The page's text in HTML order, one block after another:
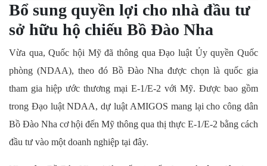
Bổ sung quyền lợi cho nhà đầu tư
sở hữu hộ chiếu Bồ Đào Nha
Vừa qua, Quốc hội Mỹ đã thông qua Đạo luật Ủy quyền Quốc
phòng (NDAA), theo đó Bồ Đào Nha được chọn là quốc gia
tham gia hiệp ước thương mại E-1/E-2 với Mỹ. Được bao gồm
trong Đạo luật NDAA, dự luật AMIGOS mang lại cho công dân
Bồ Đào Nha cơ hội đến Mỹ thông qua thị thực E-1/E-2 bằng cách
đầu tư vào một doanh nghiệp tại đây.